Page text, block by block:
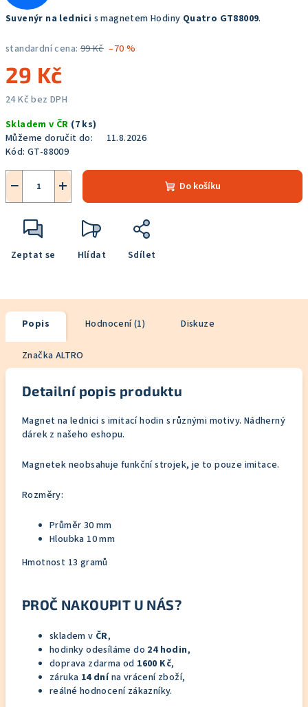
Suvenýr na lednici s magnetem Hodiny Quatro GT88009.
standardní cena: 99 Kč –70 %
29 Kč
24 Kč bez DPH
cena:
Skladem v ČR (7 ks)
Můžeme doručit do:
11.8.2026
Kód: GT-88009
+
− Do košíku
Zeptat se Hlídat Sdílet
Popis Hodnocení (1) Diskuze
Značka ALTRO
Detailní popis produktu
Magnet na lednici s imitací hodin s různými motivy. Nádherný
dárek z našeho eshopu.
Magnetek neobsahuje funkční strojek, je to pouze imitace.
Rozměry:
Průměr 30 mm
Hloubka 10 mm
Hmotnost 13 gramů
PROČ NAKOUPIT U NÁS?
skladem v ČR,
hodinky odesíláme do 24 hodin,
doprava zdarma od 1600 Kč,
záruka 14 dnína vrácení zboží,
reálné hodnocení zákazníky.